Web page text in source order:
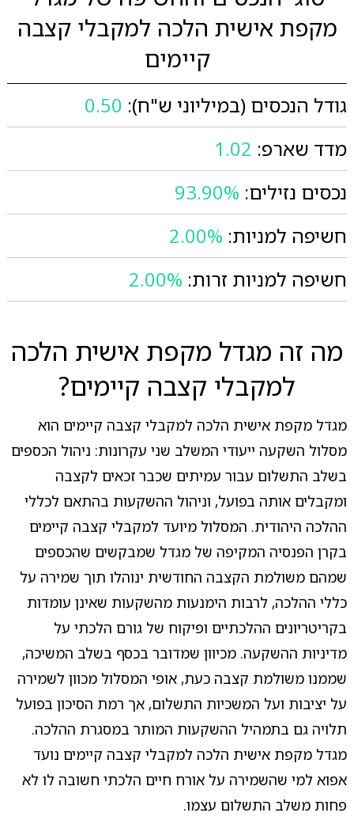
מקפת אישית הלכה למקבלי קצבה
קיימים
גודל הנכסים (במיליוני ש"ח): 0.50
מדד שארפ: 1.02
נכסים נזילים: 93.90%
חשיפה למניות: 2.00%
חשיפה למניות זרות: 2.00%
מה זה מגדל מקפת אישית הלכה
למקבלי קצבה קיימים?
מגדל מקפת אישית הלכה למקבלי קצבה קיימים הוא
מסלול השקעה ייעודי המשלב שני עקרונות: ניהול הכספים
בשלב התשלום עבור עמיתים שכבר זכאים לקצבה
ומקבלים אותה בפועל, וניהול ההשקעות בהתאם לכללי
ההלכה היהודית. המסלול מיועד למקבלי קצבה קיימים
בקרן הפנסיה המקיפה של מגדל שמבקשים שהכספים
שמהם משולמת הקצבה החודשית ינוהלו תוך שמירה על
כללי ההלכה, לרבות הימנעות מהשקעות שאינן עומדות
בקריטריונים ההלכתיים ופיקוח של גורם הלכתי על
מדיניות ההשקעה. מכיוון שמדובר בכסף בשלב המשיכה,
שממנו משולמת קצבה כעת, אופי המסלול מכוון לשמירה
על יציבות ועל המשכיות התשלום, אך רמת הסיכון בפועל
תלויה גם בתמהיל ההשקעות המותר במסגרת ההלכה.
מגדל מקפת אישית הלכה למקבלי קצבה קיימים נועד
אפוא למי שהשמירה על אורח חיים הלכתי חשובה לו לא
פחות משלב התשלום עצמו.